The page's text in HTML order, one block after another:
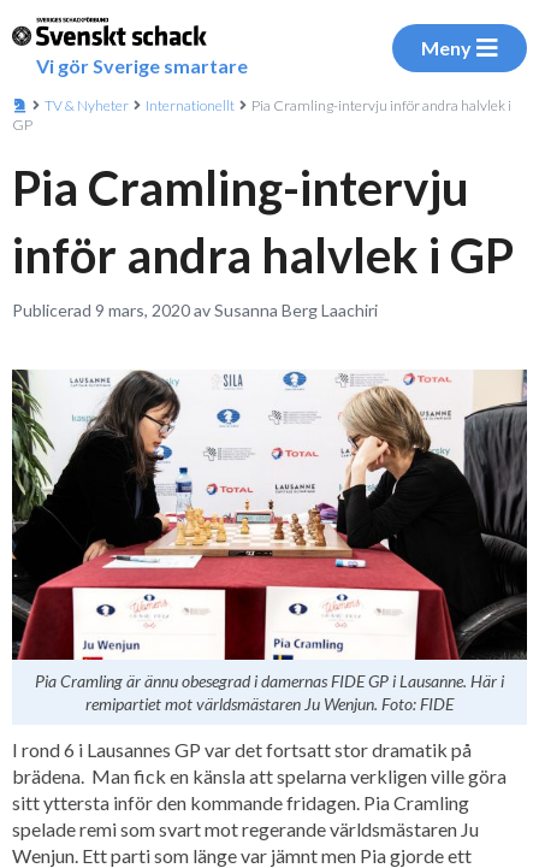
Vi gör Sverige smartare
Meny
TV & Nyheter Internationellt
Pia Cramling-intervju inför andra halvlek i
GP
Pia Cramling-intervju
inför andra halvlek i GP
Publicerad 9 mars, 2020 av Susanna Berg Laachiri
Pia Cramling är ännu obesegrad i damernas FIDE GP i Lausanne. Här i
remipartiet mot världsmästaren Ju Wenjun. Foto: FIDE
I rond 6 i Lausannes GP var det fortsatt stor dramatik på
brädena. Man fick en känsla att spelarna verkligen ville göra
sitt yttersta inför den kommande fridagen. Pia Cramling
spelade remi som svart mot regerande världsmästaren Ju
Wenjun. Ett parti som länge var jämnt men Pia gjorde ett